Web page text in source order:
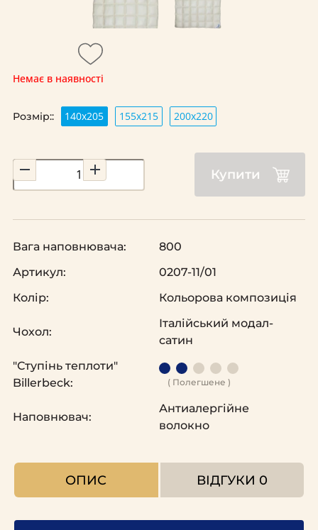
Немає в наявності
Розмір:: 140х205 155х215 200х220
Купити
Вага наповнювача:
800
Артикул:
0207-11/01
Колір:
Кольорова композиція
Чохол:
Італійський модал-
сатин
"Ступінь теплоти"
Billerbeck:
( Полегшене )
Наповнювач:
Антиалергійне
волокно
ОПИС ВІДГУКИ 0